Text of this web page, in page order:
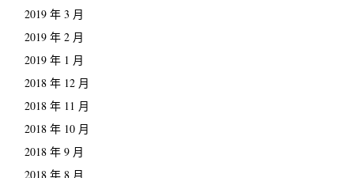
2019 年 3 月
2019 年 2 月
2019 年 1 月
2018 年 12 月
2018 年 11 月
2018 年 10 月
2018 年 9 月
2018 年 8 月